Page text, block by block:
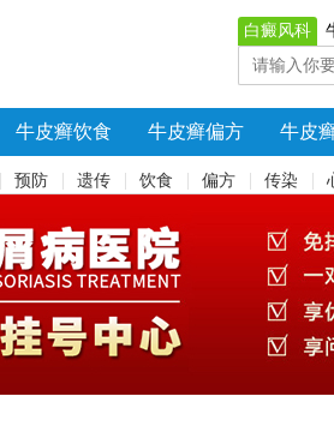
白癜风科
牛皮癣饮食 牛皮癣偏方 牛皮
预防 遗传 饮食 偏方 传染